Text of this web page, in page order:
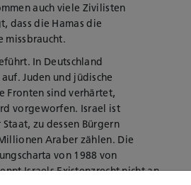
auch viele Zivilisten
dass die Hamas die
missbraucht.
In Deutschland
Juden und jüdische
Fronten sind verhärtet,
vorgeworfen. Israel ist
zu dessen Bürgern
Araber zählen. Die
von 1988 von
Israels Existenzrecht nicht an.